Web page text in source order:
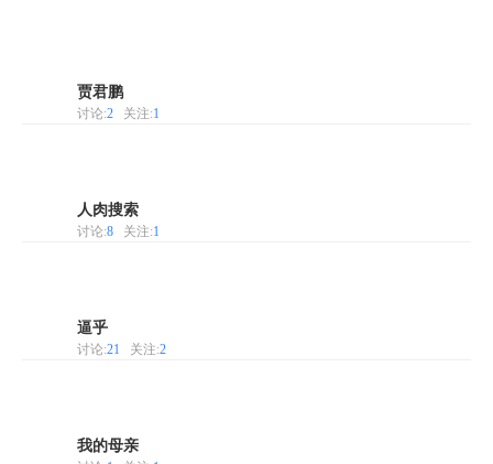
贾君鹏
讨论:2 关注:1
人肉搜索
讨论:8 关注:1
逼乎
讨论:21 关注:2
我的母亲